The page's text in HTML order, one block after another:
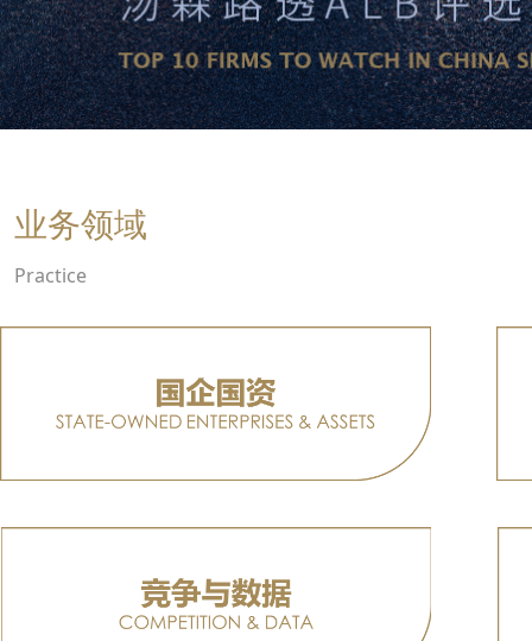
业务领域
Practice